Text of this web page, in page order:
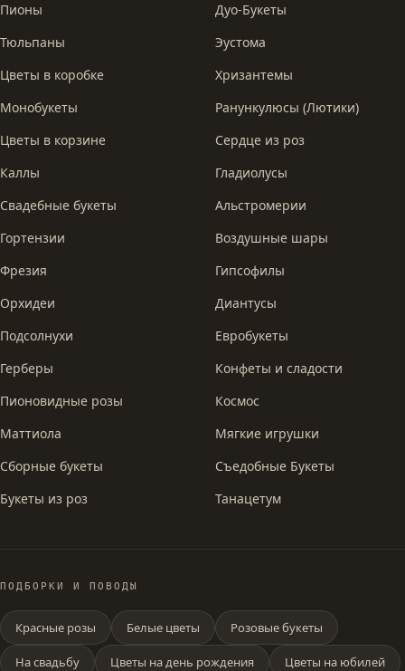
Пионы
Тюльпаны
Цветы в коробке
Монобукеты
Цветы в корзине
Каллы
Свадебные букеты
Гортензии
Фрезия
Орхидеи
Подсолнухи
Герберы
Пионовидные розы
Маттиола
Сборные букеты
Букеты из роз
Дуо-Букеты
Эустома
Хризантемы
Ранункулюсы (Лютики)
Сердце из роз
Гладиолусы
Альстромерии
Воздушные шары
Гипсофилы
Диантусы
Евробукеты
Конфеты и сладости
Космос
Мягкие игрушки
Съедобные Букеты
Танацетум
ПОДБОРКИ И ПОВОДЫ
Красные розы Белые цветы Розовые букеты
На свадьбу Цветы на день рождения Цветы на юбилей